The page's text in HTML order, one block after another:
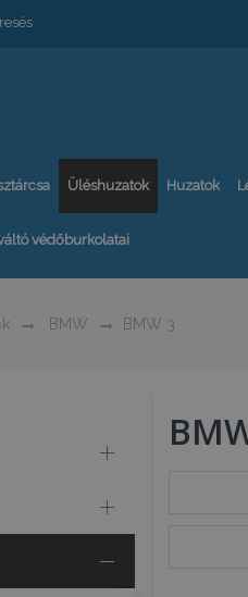
Üléshuzatok Huzatok
védőburkolatai
BMW BMW 3